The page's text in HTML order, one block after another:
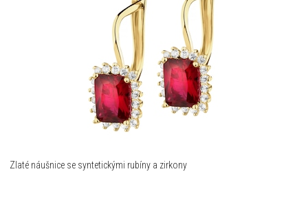
Zlaté náušnice se syntetickými rubíny a zirkony